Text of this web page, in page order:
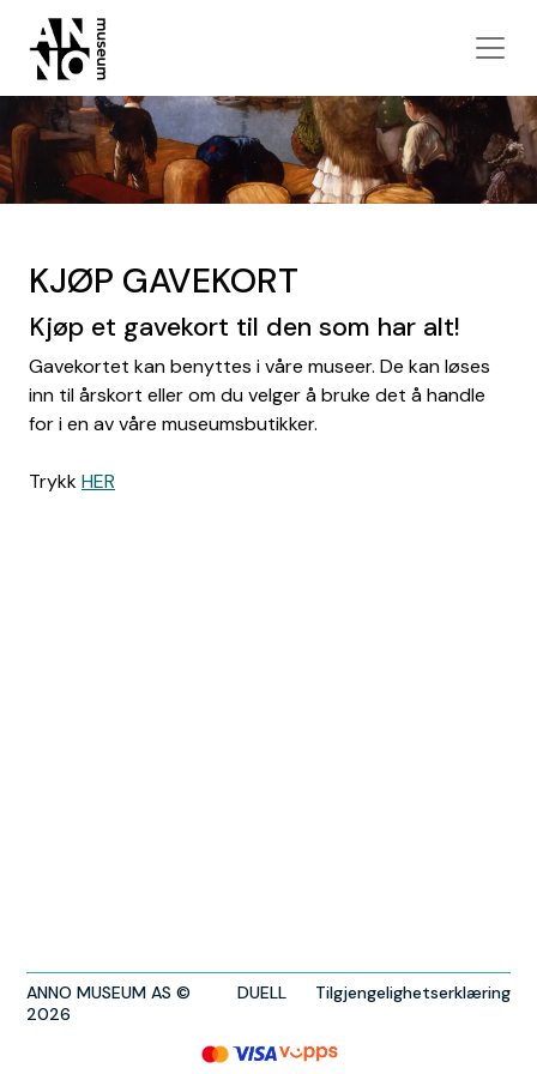
KJØP GAVEKORT
Kjøp et gavekort til den som har alt!
Gavekortet kan benyttes i våre museer. De kan løses
inn til årskort eller om du velger å bruke det å handle
for i en av våre museumsbutikker.
TrykkHER
ANNO MUSEUM AS ©
2026
DUELL Tilgjengelighetserklæring